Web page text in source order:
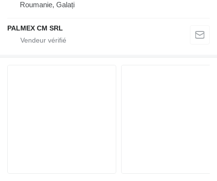
Roumanie, Galați
PALMEX CM SRL